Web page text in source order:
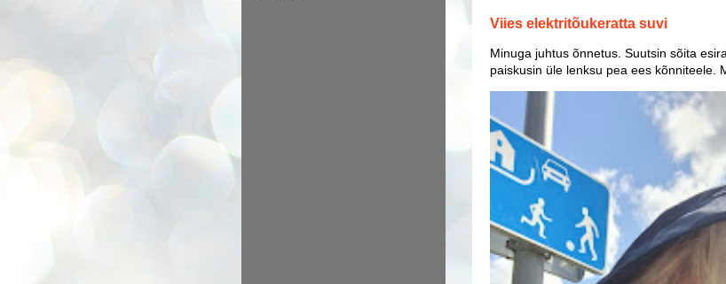
Viies elektritõukeratta suvi
Minuga juhtus õnnetus. Suutsin sõita
paiskusin üle lenksu pea ees kõnniteele.